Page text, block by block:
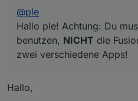
Auf das
drauf, aber ich
Netzen
den
@ple
Hallo ple! Achtung: Du
benutzen, NICHT die
zwei verschiedene Apps!
Hallo,